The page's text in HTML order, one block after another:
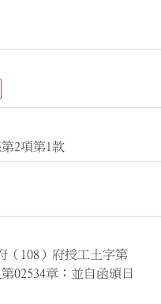
2項第1款
（108）府授工土字第
02534章；並自函頒日